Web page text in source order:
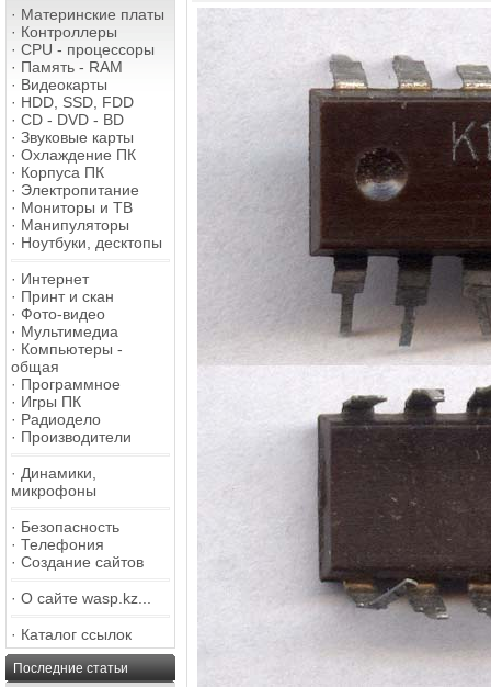
· Материнские платы
· Контроллеры
· CPU - процессоры
· Память - RAM
· Видеокарты
· HDD, SSD, FDD
· CD - DVD - BD
· Звуковые карты
· Охлаждение ПК
· Корпуса ПК
· Электропитание
· Мониторы и ТВ
· Манипуляторы
· Ноутбуки, десктопы
· Интернет
· Принт и скан
· Фото-видео
· Мультимедиа
· Компьютеры -
общая
· Программное
· Игры ПК
· Радиодело
· Производители
· Динамики,
микрофоны
· Безопасность
· Телефония
· Создание сайтов
· О сайте wasp.kz...
· Каталог ссылок
Последние статьи